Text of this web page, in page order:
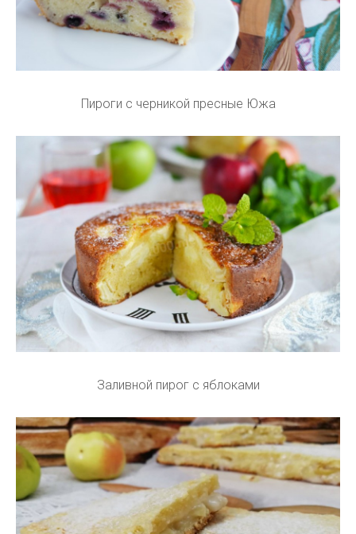
Пироги с черникой пресные Южа
Заливной пирог с яблоками